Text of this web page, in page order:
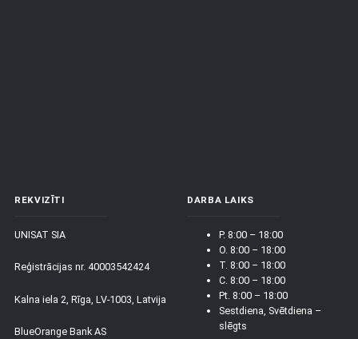
REKVIZĪTI
UNISAT SIA
Reģistrācijas nr. 40003542424
Kalna iela 2, Rīga, LV-1003, Latvija
BlueOrange Bank AS
DARBA LAIKS
P. 8:00 – 18:00
O. 8:00 – 18:00
T. 8:00 – 18:00
C. 8:00 – 18:00
Pt. 8:00 – 18:00
Sestdiena, Svētdiena –
slēgts